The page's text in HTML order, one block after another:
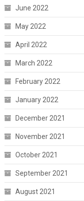
June 2022
May 2022
April 2022
March 2022
February 2022
January 2022
December 2021
November 2021
October 2021
September 2021
August 2021